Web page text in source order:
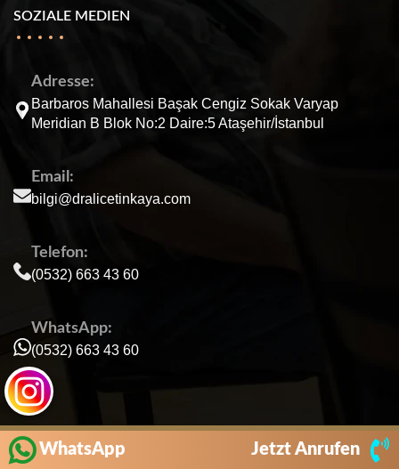
SOZIALE MEDIEN
Adresse:
Barbaros Mahallesi Başak Cengiz Sokak Varyap
Meridian B Blok No:2 Daire:5 Ataşehir/İstanbul
Email:
bilgi@dralicetinkaya.com
Telefon:
(0532) 663 43 60
WhatsApp:
(0532) 663 43 60
WhatsApp Jetzt Anrufen